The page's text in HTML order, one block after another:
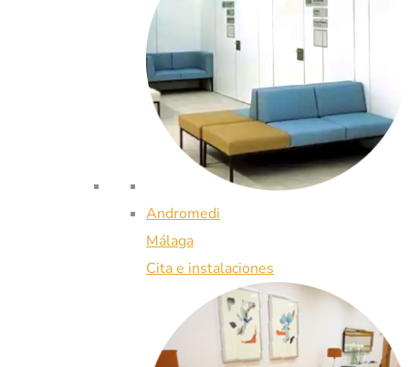
Andromedi
Málaga
Cita e instalaciones